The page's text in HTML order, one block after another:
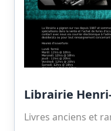
Librairie
Livres anciens et